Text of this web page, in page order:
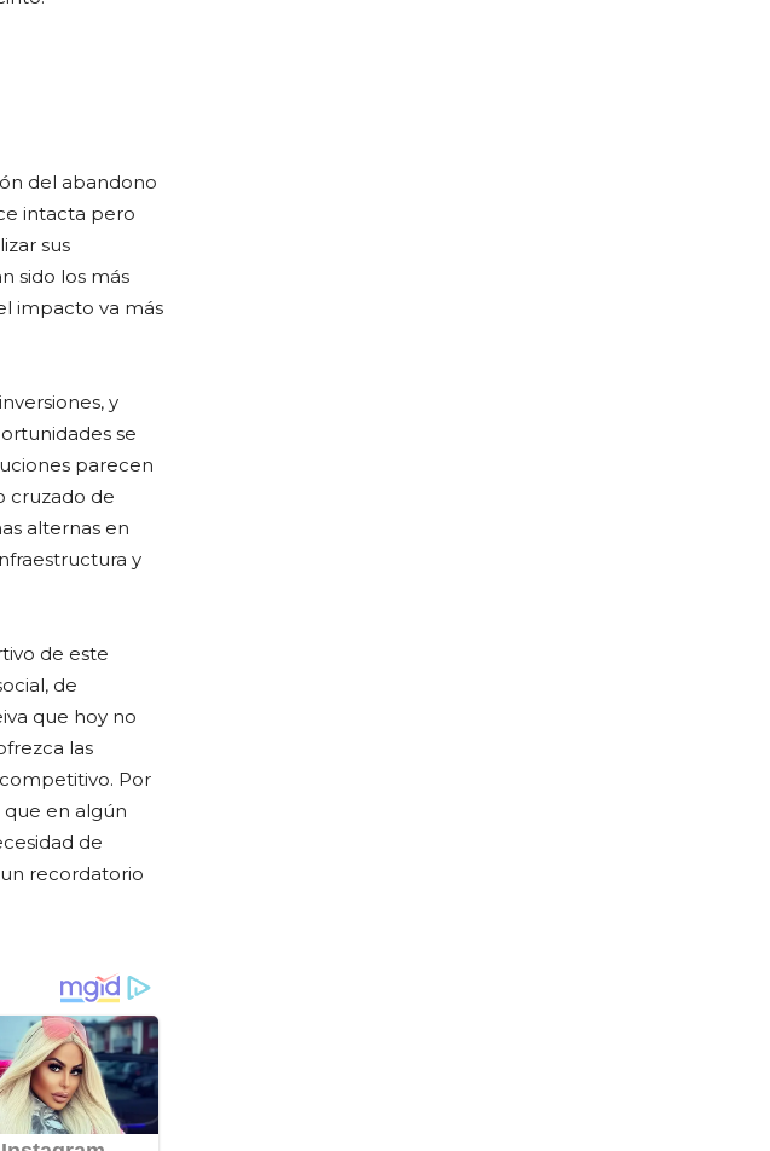
del abandono
intacta pero
sus
sido los más
impacto va más
y
se
parecen
cruzado de
alternas en
y
de este
de
que hoy no
las
Por
en algún
de
recordatorio